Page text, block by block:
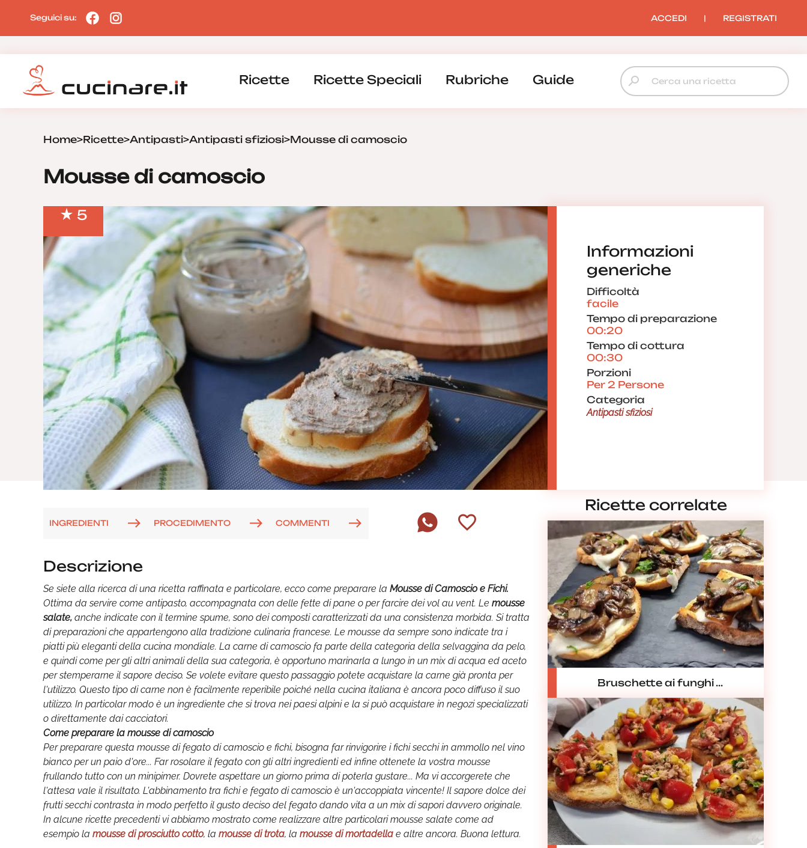
Seguici su: ACCEDI | REGISTRATI
Ricette Ricette Speciali Rubriche Guide
Home>Ricette>Antipasti>Antipasti sfiziosi>Mousse di camoscio
Mousse di camoscio
5
Informazioni
generiche
Difficoltà
facile
Tempo di preparazione
00:20
Tempo di cottura
00:30
Porzioni
Per 2 Persone
Categoria
Antipasti sfiziosi
INGREDIENTI PROCEDIMENTO COMMENTI
Descrizione
Se siete alla ricerca di una ricetta raffinata e particolare, ecco come preparare la Mousse di Camoscio e Fichi.
Ottima da servire come antipasto, accompagnata con delle fette di pane o per farcire dei vol au vent. Le mousse
salate, anche indicate con il termine spume, sono dei composti caratterizzati da una consistenza morbida. Si tratta
di preparazioni che appartengono alla tradizione culinaria francese. Le mousse da sempre sono indicate tra i
piatti più eleganti della cucina mondiale. La carne di camoscio fa parte della categoria della selvaggina da pelo,
e quindi come per gli altri animali della sua categoria, è opportuno marinarla a lungo in un mix di acqua ed aceto
per stemperarne il sapore deciso. Se volete evitare questo passaggio potete acquistare la carne già pronta per
l'utilizzo. Questo tipo di carne non è facilmente reperibile poiché nella cucina italiana è ancora poco diffuso il suo
utilizzo. In particolar modo è un ingrediente che si trova nei paesi alpini e la si può acquistare in negozi specializzati
o direttamente dai cacciatori.
Come preparare la mousse di camoscio
Per preparare questa mousse di fegato di camoscio e fichi, bisogna far rinvigorire i fichi secchi in ammollo nel vino
bianco per un paio d'ore... Far rosolare il fegato con gli altri ingredienti ed infine ottenete la vostra mousse
frullando tutto con un minipimer. Dovrete aspettare un giorno prima di poterla gustare... Ma vi accorgerete che
l'attesa vale il risultato. L'abbinamento tra fichi e fegato di camoscio è un'accoppiata vincente! Il sapore dolce dei
frutti secchi contrasta in modo perfetto il gusto deciso del fegato dando vita a un mix di sapori davvero originale.
In alcune ricette precedenti vi abbiamo mostrato come realizzare altre particolari mousse salate come ad
esempio la mousse di prosciutto cotto, la mousse di trota, la mousse di mortadella e altre ancora. Buona lettura.
Ricette correlate
Bruschette ai funghi ...